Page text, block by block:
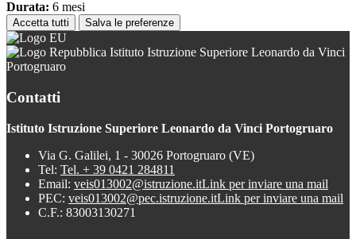
Durata: 6 mesi
Accetta tutti Salva le preferenze
Istituto Istruzione Superiore Leonardo da Vinci
Portogruaro
Contatti
Istituto Istruzione Superiore Leonardo da Vinci Portogruaro
Via G. Galilei, 1 - 30026 Portogruaro (VE)
Tel: Tel. + 39 0421 284811
Email: veis013002@istruzione.itLink per inviare una mail
PEC: veis013002@pec.istruzione.itLink per inviare una mail
C.F.: 83003130271